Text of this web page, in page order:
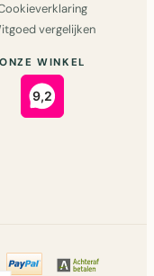
vergelijken
ONZE WINKEL